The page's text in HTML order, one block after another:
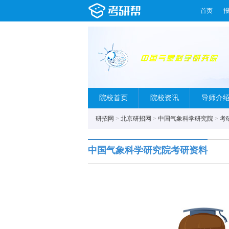
首页
院校首页 院校资讯 导师介
研招网 > 北京研招网 > 中国气象科学研究院 > 考
中国气象科学研究院考研资料